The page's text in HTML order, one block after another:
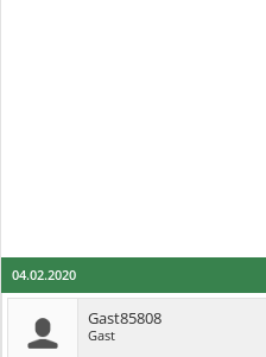
04.02.2020
Gast85808
Gast